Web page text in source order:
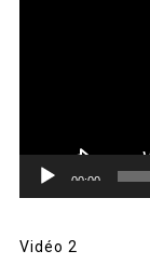
00:00
Vidéo 2